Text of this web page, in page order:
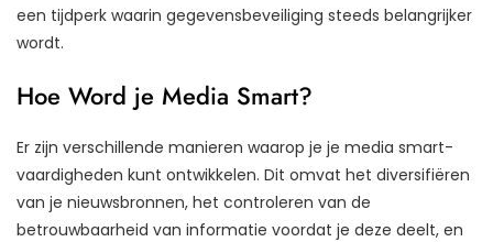
een tijdperk waarin gegevensbeveiliging steeds belangrijker
wordt.
Hoe Word je Media Smart?
Er zijn verschillende manieren waarop je je media smart-
vaardigheden kunt ontwikkelen. Dit omvat het diversifiëren
van je nieuwsbronnen, het controleren van de
betrouwbaarheid van informatie voordat je deze deelt, en